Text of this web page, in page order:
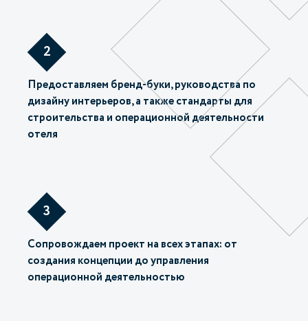
2
Предоставляем бренд-буки, руководства по
дизайну интерьеров, а также стандарты для
строительства и операционной деятельности
отеля
3
Сопровождаем проект на всех этапах: от
создания концепции до управления
операционной деятельностью